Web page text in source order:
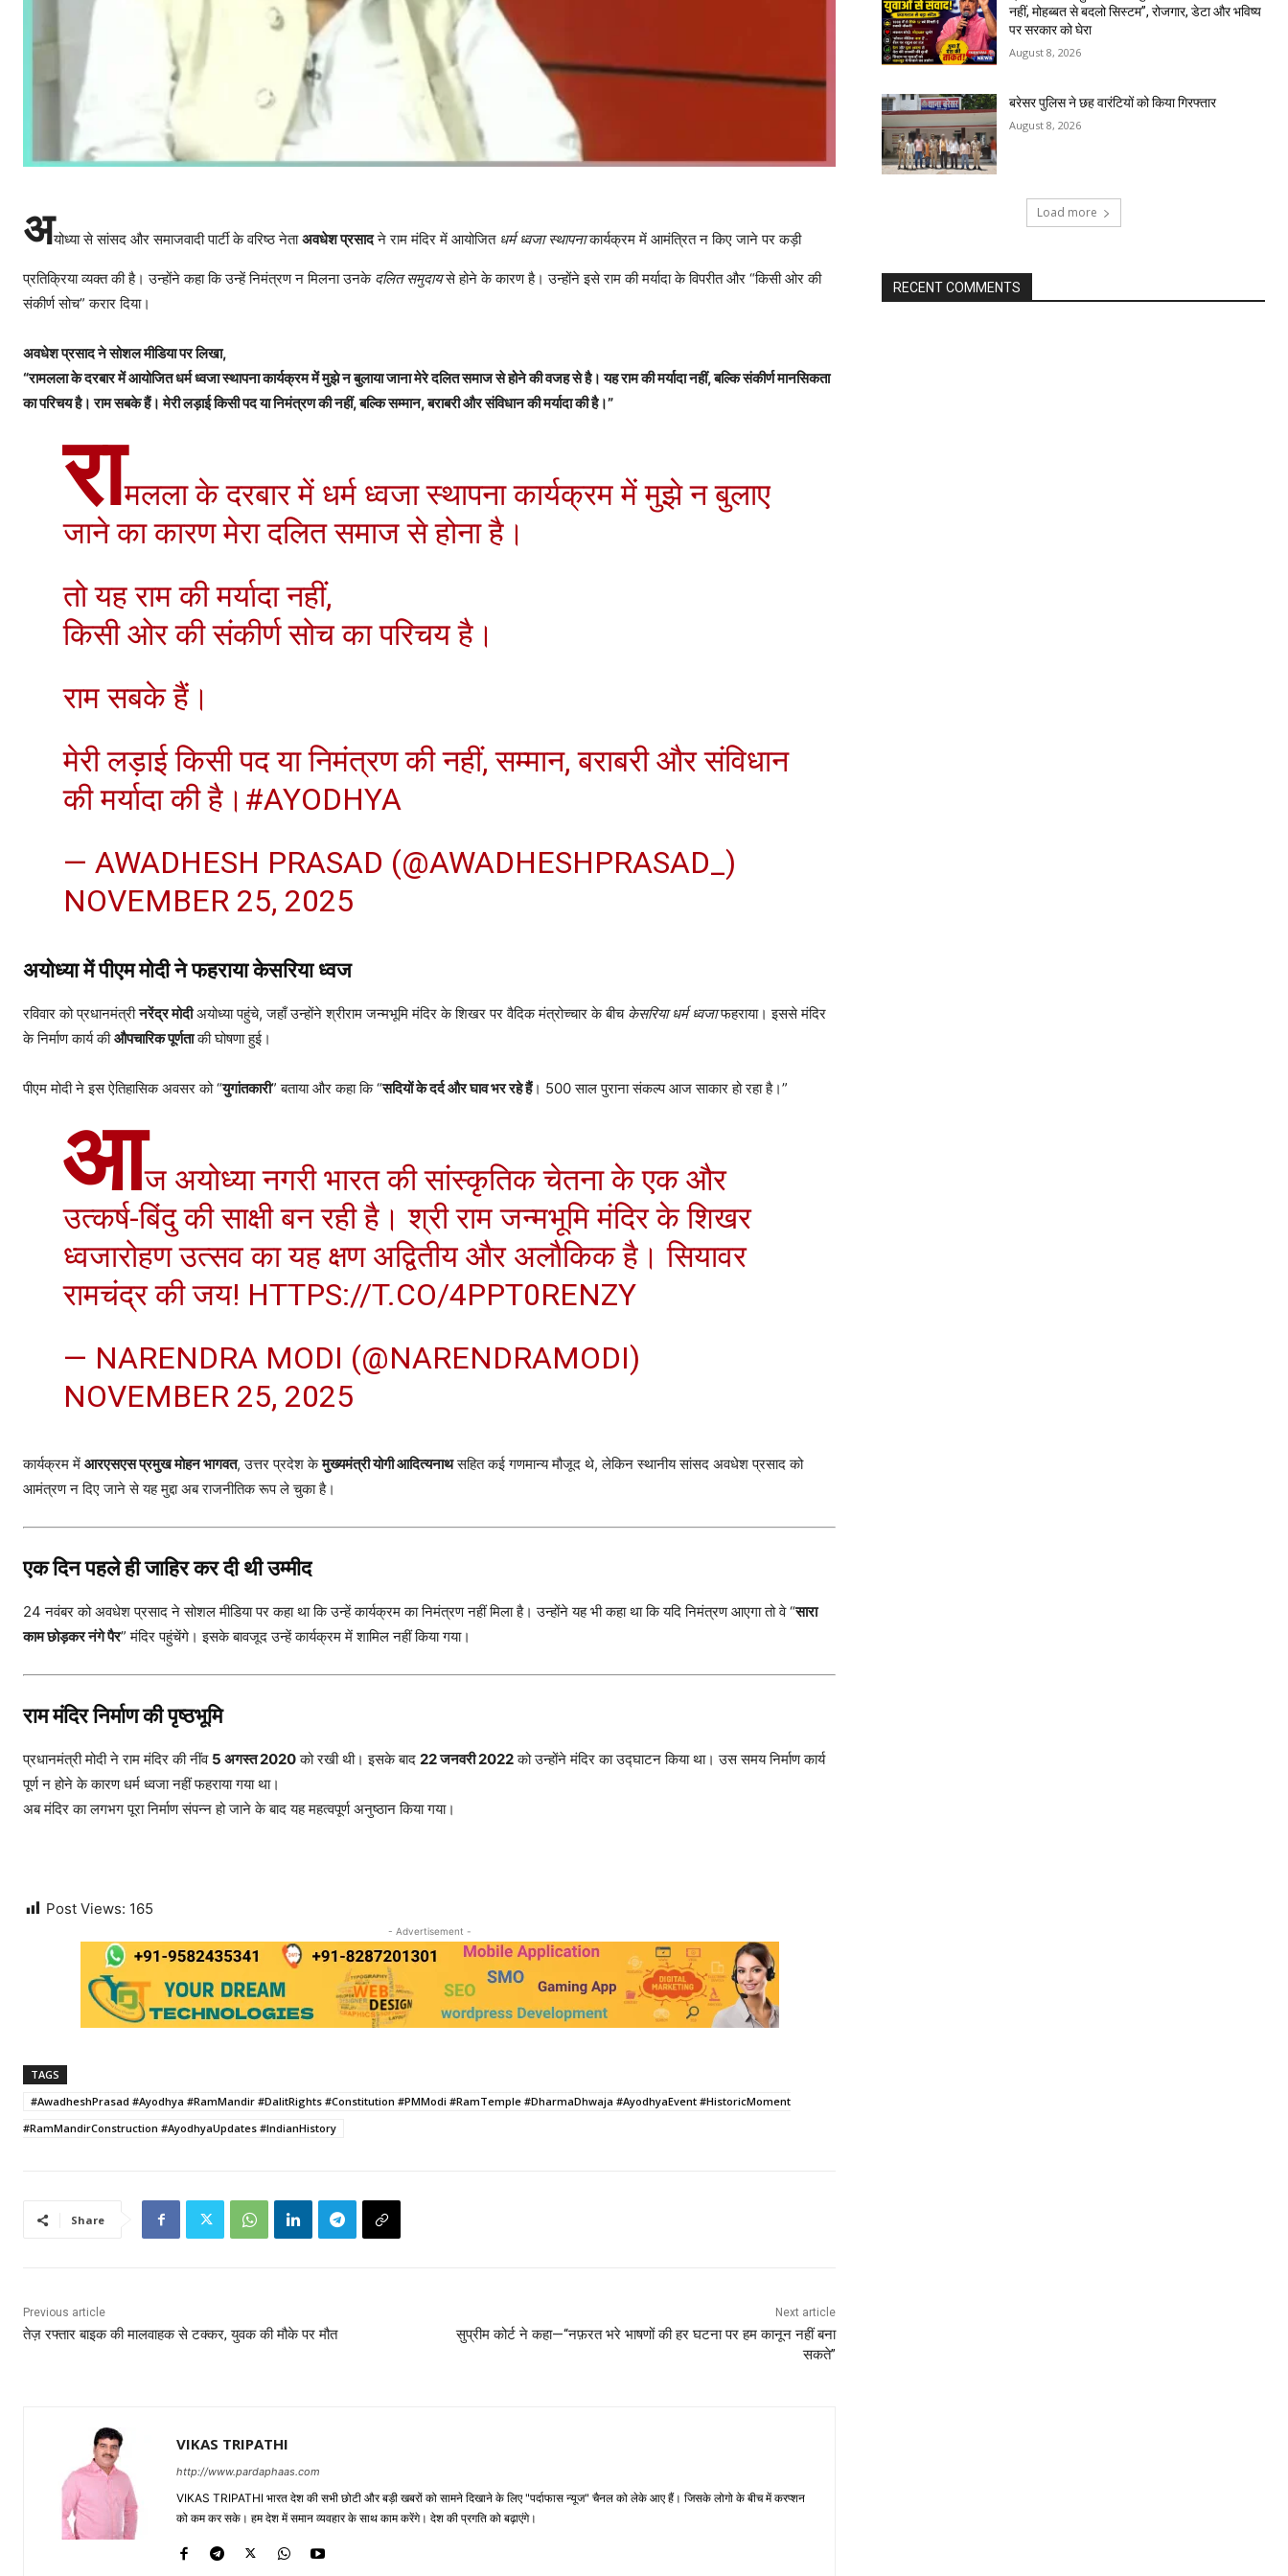
अयोध्या से सांसद और समाजवादी पार्टी के वरिष्ठ नेताअवधेश प्रसादने राम मंदिर में आयोजित धर्म ध्वजा स्थापनाकार्यक्रम में आमंत्रित न किए जाने पर कड़ी
प्रतिक्रिया व्यक्त की है। उन्होंने कहा कि उन्हें निमंत्रण न मिलना उनके दलित समुदायसे होने के कारण है। उन्होंने इसे राम की मर्यादा के विपरीत और “किसी ओर की
संकीर्ण सोच” करार दिया।
अवधेश प्रसाद ने सोशल मीडिया पर लिखा,
“रामलला के दरबार में आयोजित धर्म ध्वजा स्थापना कार्यक्रम में मुझे न बुलाया जाना मेरे दलित समाज से होने की वजह से है। यह राम की मर्यादा नहीं, बल्कि संकीर्ण मानसिकता
का परिचय है। राम सबके हैं। मेरी लड़ाई किसी पद या निमंत्रण की नहीं, बल्कि सम्मान, बराबरी और संविधान की मर्यादा की है।”
रामलला के दरबार में धर्म ध्वजा स्थापना कार्यक्रम में मुझे न बुलाए
जाने का कारण मेरा दलित समाज से होना है।
तो यह राम की मर्यादा नहीं,
किसी ओर की संकीर्ण सोच का परिचय है।
राम सबके हैं।
मेरी लड़ाई किसी पद या निमंत्रण की नहीं, सम्मान, बराबरी और संविधान
की मर्यादा की है। #AYODHYA
— AWADHESH PRASAD (@AWADHESHPRASAD_)
NOVEMBER 25, 2025
अयोध्या में पीएम मोदी ने फहराया केसरिया ध्वज
रविवार को प्रधानमंत्रीनरेंद्र मोदीअयोध्या पहुंचे, जहाँ उन्होंने श्रीराम जन्मभूमि मंदिर के शिखर पर वैदिक मंत्रोच्चार के बीच केसरिया धर्म ध्वजाफहराया। इससे मंदिर
के निर्माण कार्य कीऔपचारिक पूर्णताकी घोषणा हुई।
पीएम मोदी ने इस ऐतिहासिक अवसर को “युगांतकारी” बताया और कहा कि “सदियों के दर्द और घाव भर रहे हैं। 500 साल पुराना संकल्प आज साकार हो रहा है।”
आज अयोध्या नगरी भारत की सांस्कृतिक चेतना के एक और
उत्कर्ष-बिंदु की साक्षी बन रही है। श्री राम जन्मभूमि मंदिर के शिखर
ध्वजारोहण उत्सव का यह क्षण अद्वितीय और अलौकिक है। सियावर
रामचंद्र की जय! HTTPS://T.CO/4PPT0RENZY
— NARENDRA MODI (@NARENDRAMODI)
NOVEMBER 25, 2025
कार्यक्रम में आरएसएस प्रमुख मोहन भागवत, उत्तर प्रदेश केमुख्यमंत्री योगी आदित्यनाथसहित कई गणमान्य मौजूद थे, लेकिन स्थानीय सांसद अवधेश प्रसाद को
आमंत्रण न दिए जाने से यह मुद्दा अब राजनीतिक रूप ले चुका है।
एक दिन पहले ही जाहिर कर दी थी उम्मीद
24 नवंबर को अवधेश प्रसाद ने सोशल मीडिया पर कहा था कि उन्हें कार्यक्रम का निमंत्रण नहीं मिला है। उन्होंने यह भी कहा था कि यदि निमंत्रण आएगा तो वे “सारा
काम छोड़कर नंगे पैर” मंदिर पहुंचेंगे। इसके बावजूद उन्हें कार्यक्रम में शामिल नहीं किया गया।
राम मंदिर निर्माण की पृष्ठभूमि
प्रधानमंत्री मोदी ने राम मंदिर की नींव 5 अगस्त 2020को रखी थी। इसके बाद 22 जनवरी 2022को उन्होंने मंदिर का उद्घाटन किया था। उस समय निर्माण कार्य
पूर्ण न होने के कारण धर्म ध्वजा नहीं फहराया गया था।
अब मंदिर का लगभग पूरा निर्माण संपन्न हो जाने के बाद यह महत्वपूर्ण अनुष्ठान किया गया।
Post Views: 165
- Advertisement -
TAGS
#AwadheshPrasad #Ayodhya #RamMandir #DalitRights #Constitution #PMModi #RamTemple #DharmaDhwaja #AyodhyaEvent #HistoricMoment
#RamMandirConstruction #AyodhyaUpdates #IndianHistory
Share
Previous article
तेज़ रफ्तार बाइक की मालवाहक से टक्कर, युवक की मौके पर मौत
Next article
सुप्रीम कोर्ट ने कहा—“नफ़रत भरे भाषणों की हर घटना पर हम कानून नहीं बना
सकते”
VIKAS TRIPATHI
http://www.pardaphaas.com
VIKAS TRIPATHI भारत देश की सभी छोटी और बड़ी खबरों को सामने दिखाने के लिए "पर्दाफास न्यूज" चैनल को लेके आए हैं। जिसके लोगो के बीच में करप्शन
को कम कर सके। हम देश में समान व्यवहार के साथ काम करेंगे। देश की प्रगति को बढ़ाएंगे।
नहीं, मोहब्बत से बदलो सिस्टम”, रोजगार, डेटा और भविष्य
पर सरकार को घेरा
August 8, 2026
बरेसर पुलिस ने छह वारंटियों को किया गिरफ्तार
August 8, 2026
Load more
RECENT COMMENTS